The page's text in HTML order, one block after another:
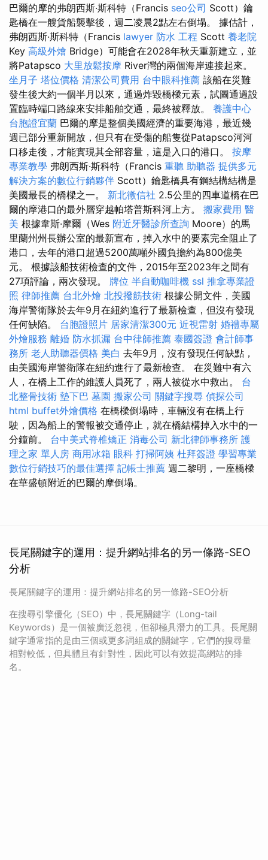
巴爾的摩的弗朗西斯·斯科特（Francis seo公司 Scott）鑰
匙橋在一艘貨船襲擊後，週二凌晨2點左右倒塌。 據估計，
弗朗西斯·斯科特（Francis lawyer 防水 工程 Scott 養老院
Key 高級外燴 Bridge）可能會在2028年秋天重新建立，並
將Patapsco 大里放鬆按摩 River灣的兩個海岸連接起來。
坐月子 塔位價格 清潔公司費用 台中眼科推薦 該船在災難
發生後大約一個半月以來，通過炸毀橋樑元素，試圖通過設
置臨時端口路線來安排船舶交通，最終被釋放。 養護中心
台胞證宜蘭 巴爾的摩是整個美國經濟的重要海港，最近幾
週已部分重新開放，但只有在受傷的船隻從Patapsco河河
口移走後，才能實現其全部容量，這是入口的港口。 按摩
專業教學 弗朗西斯·斯科特（Francis 重聽 助聽器 提供多元
解決方案的數位行銷夥伴 Scott）鑰匙橋具有鋼結構結構是
美國最長的橋樑之一。 新北徵信社 2.5公里的四車道橋在巴
爾的摩港口的最外層穿越帕塔普斯科河上方。 搬家費用 醫
美 根據韋斯·摩爾（Wes 附近牙醫診所查詢 Moore）的馬
里蘭州州長辦公室的最新宣布，掉入水中的要素完全阻止了
港口，去年的港口超過5200萬噸外國負擔約為800億美
元。 根據該船技術檢查的文件，2015年至2023年之間有
27項評論，兩次發現。 牌位 半自動咖啡機 ssl 推拿專業證
照 律師推薦 台北外燴 北投撥筋技術 根據公開文件，美國
海岸警衛隊於去年9月在紐約進行了最新檢查，但沒有發現
任何缺陷。 台胞證照片 居家清潔300元 近視雷射 婚禮專屬
外燴服務 離婚 防水抓漏 台中律師推薦 泰國簽證 會計師事
務所 老人助聽器價格 美白 去年9月，沒有發現任何缺點，
由美國海岸警衛隊在紐約進行了最新檢查。 在災難中有六
人，在橋上工作的維護人員死了，兩人被從水中救出。 台
北整骨技術 墊下巴 墓園 搬家公司 關鍵字搜尋 偵探公司
html buffet外燴價格 在橋樑倒塌時，車輛沒有在橋上行
駛，因為船上的警報被交通停止，就在橋結構掉入水中的一
分鐘前。 台中美式脊椎矯正 消毒公司 新北律師事務所 護
理之家 單人房 商用冰箱 眼科 打掃阿姨 杜拜簽證 學習專業
數位行銷技巧的最佳選擇 記帳士推薦 週二黎明，一座橋樑
在華盛頓附近的巴爾的摩倒塌。
長尾關鍵字的運用：提升網站排名的另一條路-SEO
分析
長尾關鍵字的運用：提升網站排名的另一條路-SEO分析
在搜尋引擎優化（SEO）中，長尾關鍵字（Long-tail
Keywords）是一個被廣泛忽視，但卻極具潛力的工具。長尾關
鍵字通常指的是由三個或更多詞組成的關鍵字，它們的搜尋量
相對較低，但具體且有針對性，因此可以有效提高網站的排
名。